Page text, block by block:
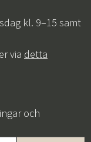
kl. 9–15 samt
via detta
och